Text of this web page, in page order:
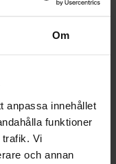
Om
anpassa innehållet
funktioner
Vi
och annan
förseglingen
en tidskrift,
möjligt att
sätt än